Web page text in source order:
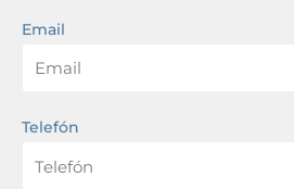
Email
Telefón